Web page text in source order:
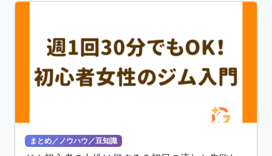
まとめ／ノウハウ／豆知識